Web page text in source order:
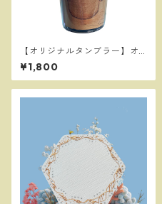
【オリジナルタンブラー】オ
リジナルデザイン台紙＆手描
き台紙付き タンブラーFC 3
50ml（耐熱100℃）
¥1,800